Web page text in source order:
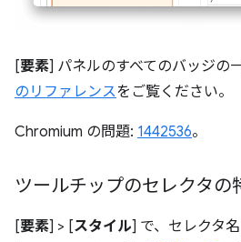
[要素] パネルのすべてのバッジの
のリファレンスをご覧ください。
Chromium の問題: 1442536。
ツールチップのセレクタの
[要素] > [スタイル] で、セレクタ